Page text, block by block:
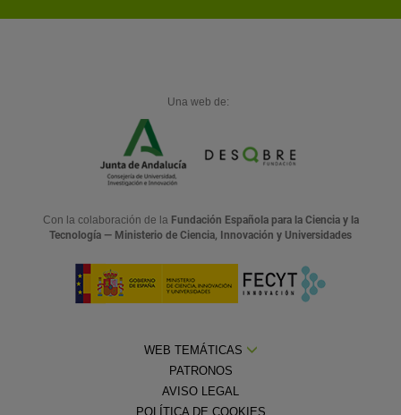
Una web de:
Con la colaboración de la Fundación Española para la Ciencia y la
Tecnología — Ministerio de Ciencia, Innovación y Universidades
WEB TEMÁTICAS
PATRONOS
AVISO LEGAL
POLÍTICA DE COOKIES